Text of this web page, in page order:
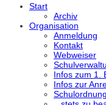
Start
Archiv
Organisation
Anmeldung
Kontakt
Webweiser
Infos zum 1.
Infos zur
Schulordnung